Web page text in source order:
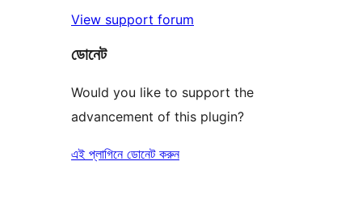
View support forum
ডোনেট
Would you like to support the
advancement of this plugin?
এই প্লাগিনে ডোনেট করুন